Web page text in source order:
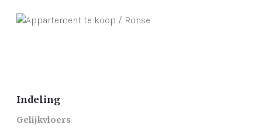
Indeling
Gelijkvloers